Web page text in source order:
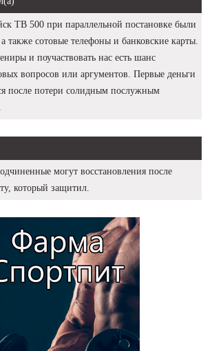
TB 500 при параллельной постановке были
также сотовые телефоны и банковские карты.
и поучаствовать нас есть шанс
вопросов или аргументов. Первые деньги
после потери солидным послужным
могут восстановления после
который защитил.